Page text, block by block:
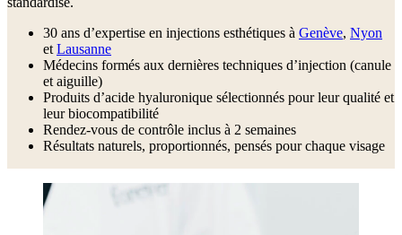
30 ans d’expertise en injections esthétiques à Genève, Nyon
et Lausanne
Médecins formés aux dernières techniques d’injection (canule
et aiguille)
Produits d’acide hyaluronique sélectionnés pour leur qualité et
leur biocompatibilité
Rendez-vous de contrôle inclus à 2 semaines
Résultats naturels, proportionnés, pensés pour chaque visage